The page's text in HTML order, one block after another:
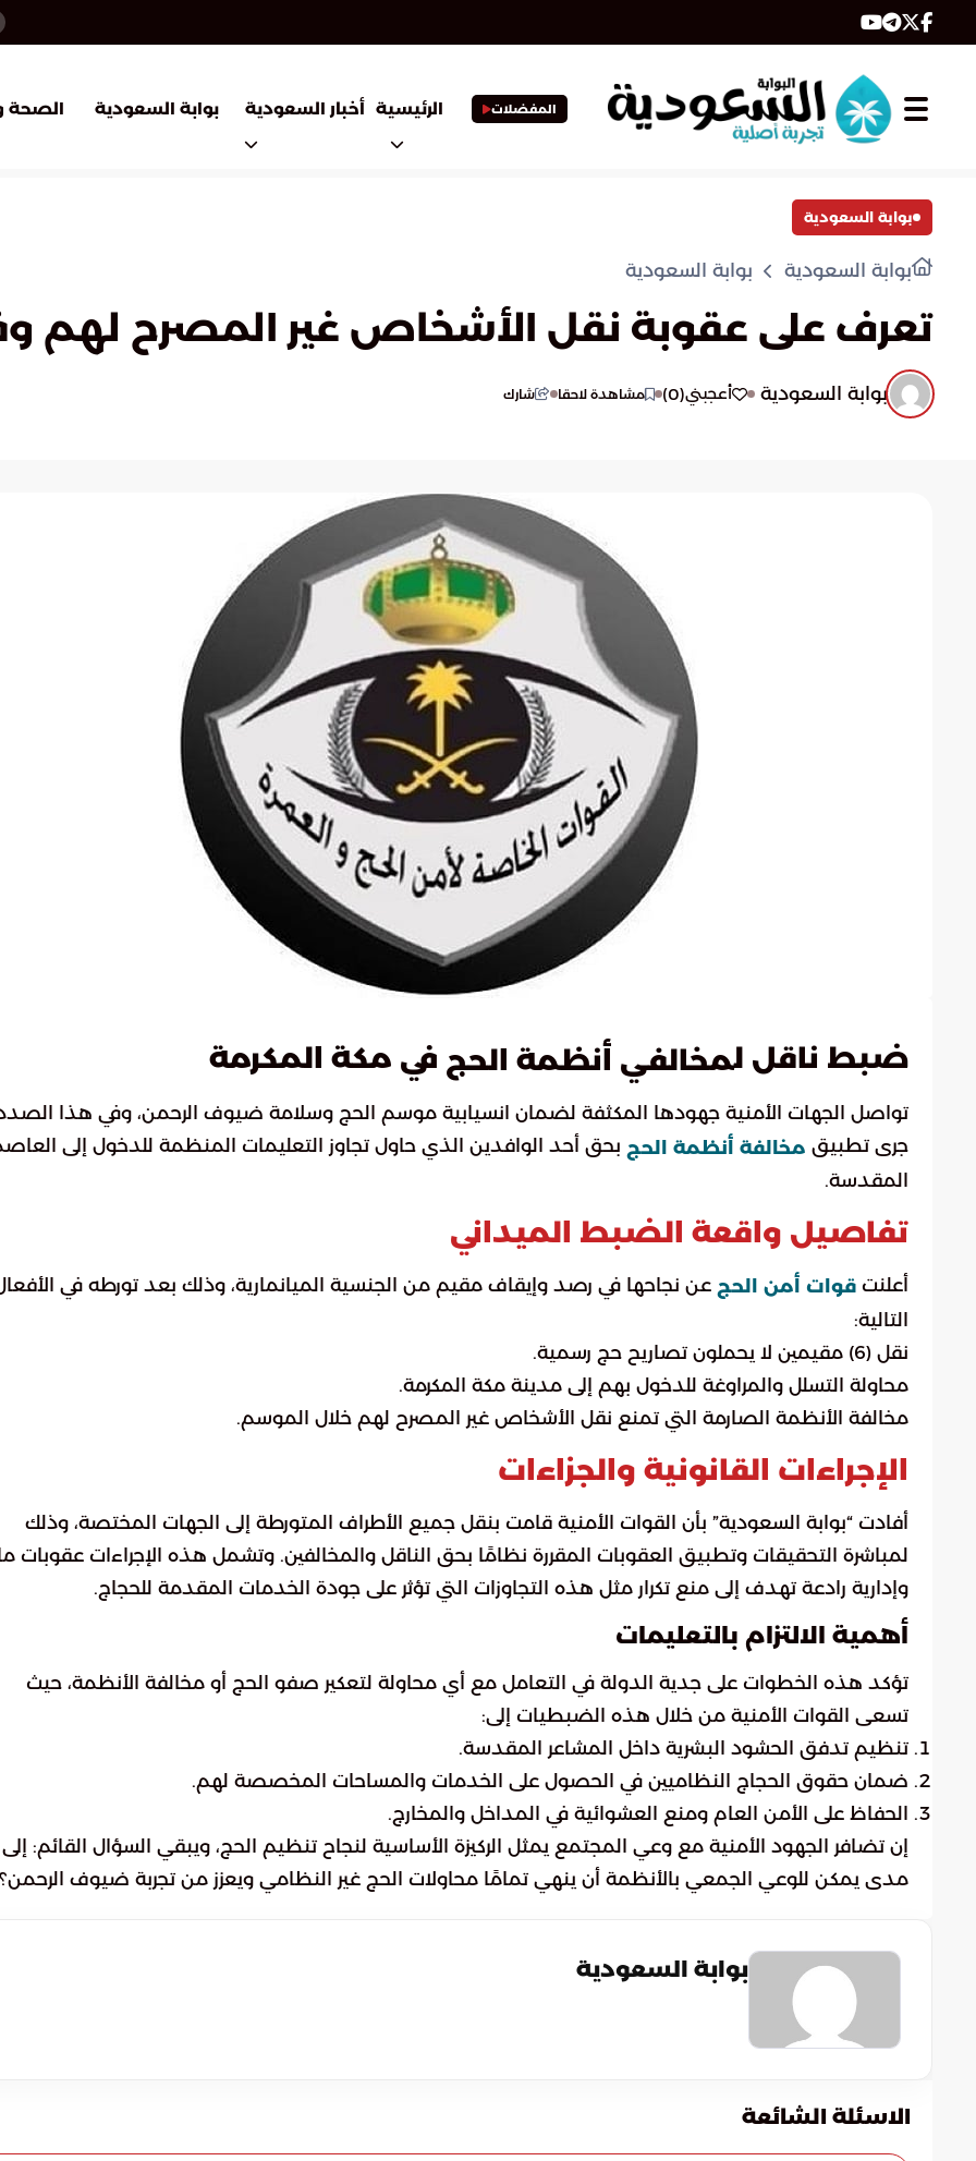
المفضلات الرئيسية أخبار السعودية بوابة السعودية الصحة
بوابة السعودية
بوابة السعودية بوابة السعودية
تعرف على عقوبة نقل الأشخاص غير المصرح لهم
بوابة السعودية أعجبني(
0
) مشاهدة لاحقا شارك
ضبط ناقل لمخالفي أنظمة الحج في مكة المكرمة
تواصل الجهات الأمنية جهودها المكثفة لضمان انسيابية موسم الحج وسلامة ضيوف الرحمن، وفي هذا
جرى تطبيق مخالفة أنظمة الحج بحق أحد الوافدين الذي حاول تجاوز التعليمات المنظمة للدخول إلى
المقدسة.
تفاصيل واقعة الضبط الميداني
أعلنت قوات أمن الحج عن نجاحها في رصد وإيقاف مقيم من الجنسية الميانمارية، وذلك بعد تورطه في
التالية:
نقل (6) مقيمين لا يحملون تصاريح حج رسمية.
محاولة التسلل والمراوغة للدخول بهم إلى مدينة مكة المكرمة.
مخالفة الأنظمة الصارمة التي تمنع نقل الأشخاص غير المصرح لهم خلال الموسم.
الإجراءات القانونية والجزاءات
أفادت “بوابة السعودية” بأن القوات الأمنية قامت بنقل جميع الأطراف المتورطة إلى الجهات المختصة، وذلك
لمباشرة التحقيقات وتطبيق العقوبات المقررة نظامًا بحق الناقل والمخالفين. وتشمل هذه الإجراءات عقوبات
وإدارية رادعة تهدف إلى منع تكرار مثل هذه التجاوزات التي تؤثر على جودة الخدمات المقدمة للحجاج.
أهمية الالتزام بالتعليمات
تؤكد هذه الخطوات على جدية الدولة في التعامل مع أي محاولة لتعكير صفو الحج أو مخالفة الأنظمة، حيث
تسعى القوات الأمنية من خلال هذه الضبطيات إلى:
تنظيم تدفق الحشود البشرية داخل المشاعر المقدسة.
ضمان حقوق الحجاج النظاميين في الحصول على الخدمات والمساحات المخصصة لهم.
الحفاظ على الأمن العام ومنع العشوائية في المداخل والمخارج.
إن تضافر الجهود الأمنية مع وعي المجتمع يمثل الركيزة الأساسية لنجاح تنظيم الحج، ويبقي السؤال القائم:
مدى يمكن للوعي الجمعي بالأنظمة أن ينهي تمامًا محاولات الحج غير النظامي ويعزز من تجربة ضيوف الرحمن؟
بوابة السعودية
الاسئلة الشائعة